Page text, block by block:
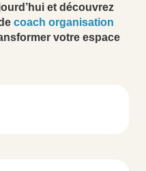
et découvrez
coach organisation
votre espace